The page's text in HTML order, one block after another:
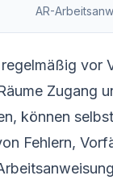
AR-
vor
Zugang
können
Fehlern,